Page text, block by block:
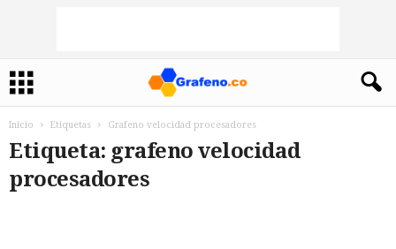
Inicio Etiquetas Grafeno velocidad procesadores
Etiqueta: grafeno velocidad
procesadores